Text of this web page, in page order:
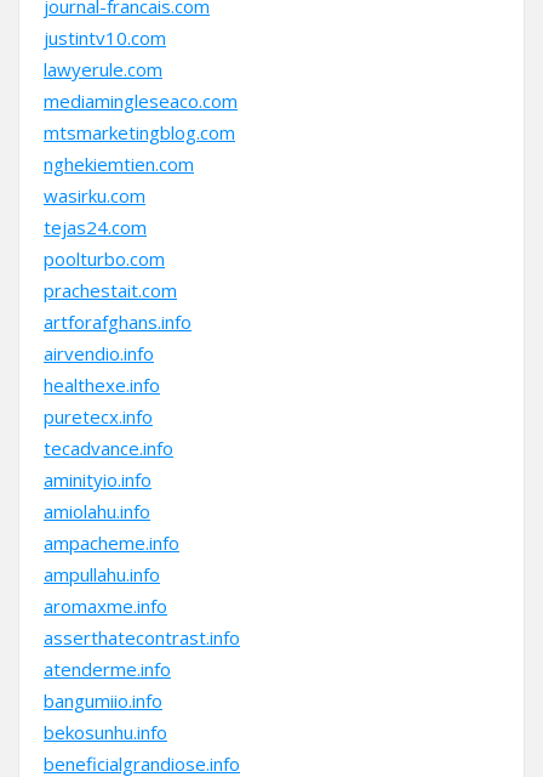
journal-francais.com
justintv10.com
lawyerule.com
mediamingleseaco.com
mtsmarketingblog.com
nghekiemtien.com
wasirku.com
tejas24.com
poolturbo.com
prachestait.com
artforafghans.info
airvendio.info
healthexe.info
puretecx.info
tecadvance.info
aminityio.info
amiolahu.info
ampacheme.info
ampullahu.info
aromaxme.info
asserthatecontrast.info
atenderme.info
bangumiio.info
bekosunhu.info
beneficialgrandiose.info